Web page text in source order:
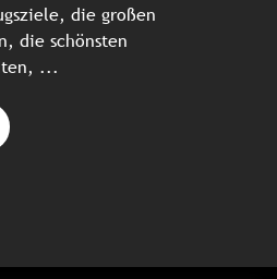
die großen
die schönsten
...